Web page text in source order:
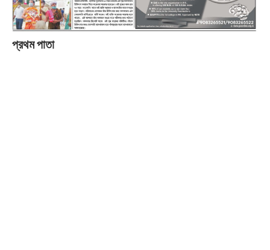
প্রথম পাতা